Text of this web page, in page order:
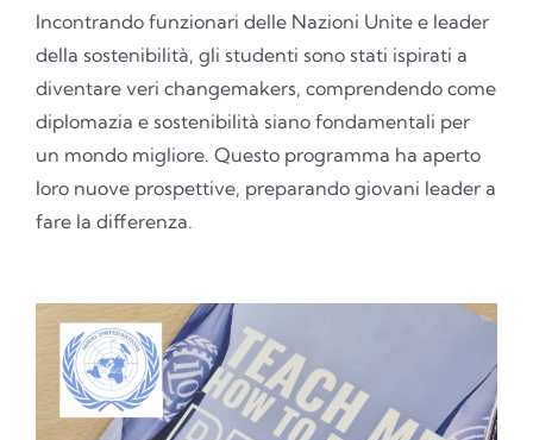
Incontrando funzionari delle Nazioni Unite e leader
della sostenibilità, gli studenti sono stati ispirati a
diventare veri changemakers, comprendendo come
diplomazia e sostenibilità siano fondamentali per
un mondo migliore. Questo programma ha aperto
loro nuove prospettive, preparando giovani leader a
fare la differenza.